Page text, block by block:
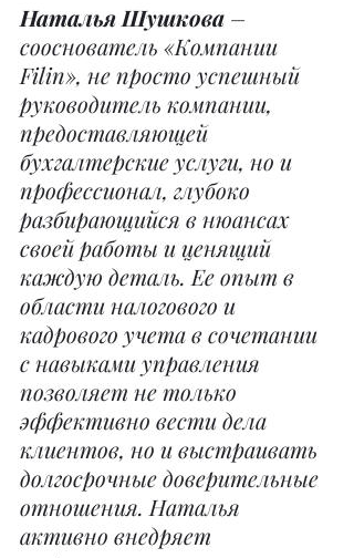
Наталья Шушкова –
сооснователь «Компании
Filin», не просто успешный
руководитель компании,
предоставляющей
бухгалтерские услуги, но и
профессионал, глубоко
разбирающийся в нюансах
своей работы и ценящий
каждую деталь. Ее опыт в
области налогового и
кадрового учета в сочетании
с навыками управления
позволяет не только
эффективно вести дела
клиентов, но и выстраивать
долгосрочные доверительные
отношения. Наталья
активно внедряет